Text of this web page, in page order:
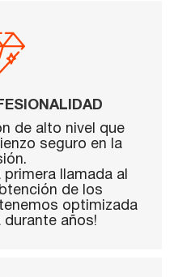
de alto nivel que
seguro en la
llamada al
de los
optimizada
durante años!